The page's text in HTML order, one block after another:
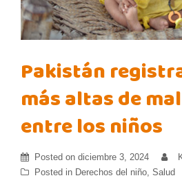
Pakistán
más altas de
entre los niños
Posted on diciembre 3, 2024
Posted in Derechos del niño Salud